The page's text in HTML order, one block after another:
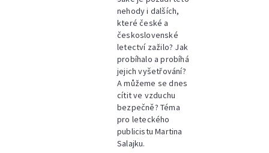
nehody i dalších,
které české a
československé
letectví zažilo? Jak
probíhalo a probíhá
jejich vyšetřování?
A můžeme se dnes
cítit ve vzduchu
bezpečně? Téma
pro leteckého
publicistu Martina
Salajku.